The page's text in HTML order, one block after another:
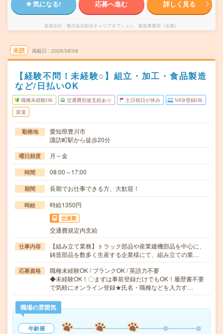
気になる! 応募へ進む 詳しく見る
派遣会社 株式会社綜合キャリアオプション 製造事業部（全国）
未読 掲載日 2026/08/09
【経験不問！未経験○】組立・加工・食品製造
など/日払いOK
職種未経験OK 交通費別途支給あり 土日祝日が休み WEB登録OK
派遣
勤務地
愛知県豊川市
諏訪町駅から徒歩20分
曜日頻度 月～金
時間 08:00～17:00
期間 長期でお仕事できる方、大歓迎！
時給 時給1350円
交通費
交通費規定内支給
仕事内容
【組み立て業務】トラック部品や産業建機部品を中心に、
鋳造部品を数多く生産する企業様にて、組み立ての業…
応募資格
職種未経験OK / ブランクOK / 英語力不要
◆未経験OK！〇まずは事前登録だけでもOK！履歴書不要
で気軽にオンライン登録★氏名・職種などを入力す…
職場の雰囲気
年齢層